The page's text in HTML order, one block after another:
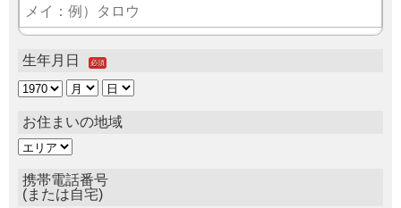
生年月日 必須
お住まいの地域
携帯電話番号
(または自宅)